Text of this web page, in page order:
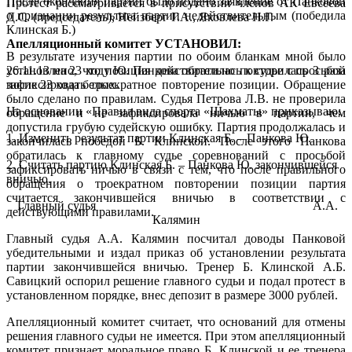
о признании результата партии недействительным (победила
Клинская Б.)
В результате изучения партии по обоим бланкам мной было
установлено, что позиция действительно повторилась 3 раза
после 23 хода белых.
На основании «Правил вида спорта «Шахматы» приказываю:
1.Изменить результат партии Клинская Б. – Панкова Ю.
2.Считать партию Клинская Б. – Панкова Ю. закончившейся
вничью.
Главный судья А.А.
Калямин
Д.С. (председатель), Нейзберг Г.А., Яковлева Н.Г.
Апелляционный комитет УСТАНОВИЛ:
26.11.13 на 23 ходу Ю. Панкова обратилась к судье с просьбой
зафиксировать троекратное повторение позиции. Обращение
было сделано по правилам. Судья Петрова Л.В. не проверила
обращение и не зафиксировала ничью в партии, чем
допустила грубую судейскую ошибку. Партия продолжалась и
закончилась победой Б. Клинской. После этого Панкова
обратилась к главному судье соревнований с просьбой
зафиксировать ничью в связи с тем, что после правильного
обращения о троекратном повторении позиции партия
считается закончившейся вничью в соответствии с
действующими правилами.
Главный судья А.А. Калямин посчитал доводы Панковой
убедительными и издал приказ об установлении результата
партии закончившейся вничью. Тренер Б. Клинской А.Б.
Савицкий оспорил решение главного судьи и подал протест в
установленном порядке, внес депозит в размере 3000 рублей.
Апелляционный комитет считает, что оснований для отмены
решения главного судьи не имеется. При этом апелляционный